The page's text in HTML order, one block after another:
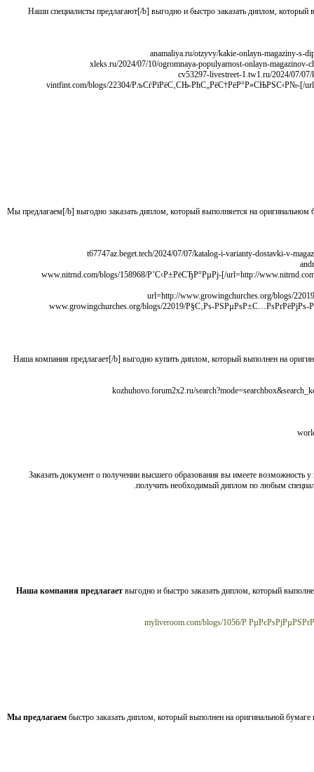
[b]Наши специалисты предлагают[/b] выгодно и быстро заказать диплом,
[url=http://vintfint.com/blogs/22304/РљСѓРїРёС‚СЊ-РћС„РёС†РёР°Р»СЊРЅС‹Р№-Р”РёРїР»РѕРј-Р‘С‹СЃС‚СЂРѕ-Рё-Р›РµРіР°Р»СЊРЅРѕ/]vintfint.com/blogs/22304/РљСѓРїРёС‚СЊ-РћС„РёС†РёР°Р»СЊРЅС‹Р№-
[b]Мы предлагаем[/b] выгодно заказать диплом, который выполняется на
[url=http://www.nitrnd.com/blogs/158968/Р’С‹Р±РёСЂР°РµРј-РїСЂРѕРІРµСЂРµРЅРЅС‹Р№-РјР°РіР°Р·РёРЅ-РґР»СЏ-РїРѕРєСѓРїРєРё-РґРѕРєСѓРјРµРЅС‚РѕРІ/]www.nitrnd.com/blogs/158968/Р’С‹Р±РёСЂР°РµРј-
[url=http://www.growingchurches.org/blogs/
[b]Наша компания предлагает[/b] выгодно купить диплом, который выполнен на
Заказать документ о получении высшего образования вы имеете
получить необходимый диплом по любым
Наша компания предлагает выгодно и быстро заказать диплом, который
myliveroom.com/blogs/1056/Р
Мы предлагаем быстро заказать диплом, который выполнен на оригинальной